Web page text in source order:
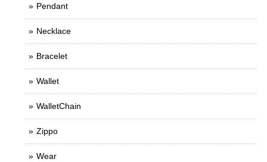
Pendant
Necklace
Bracelet
Wallet
WalletChain
Zippo
Wear